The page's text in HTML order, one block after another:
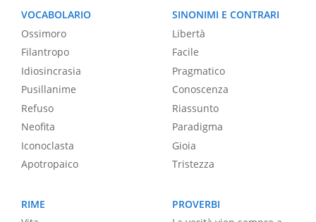
VOCABOLARIO
Ossimoro
Filantropo
Idiosincrasia
Pusillanime
Refuso
Neofita
Iconoclasta
Apotropaico
SINONIMI E CONTRARI
Libertà
Facile
Pragmatico
Conoscenza
Riassunto
Paradigma
Gioia
Tristezza
RIME
PROVERBI